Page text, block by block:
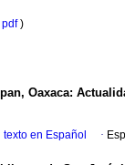
pdf)
Oaxaca:
texto en Español ·